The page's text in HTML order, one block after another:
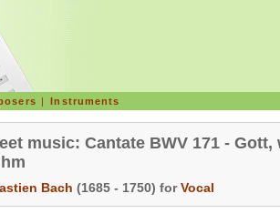
|Instruments
music: Cantate BWV 171 -
Bach (1685 - 1750) forVocal